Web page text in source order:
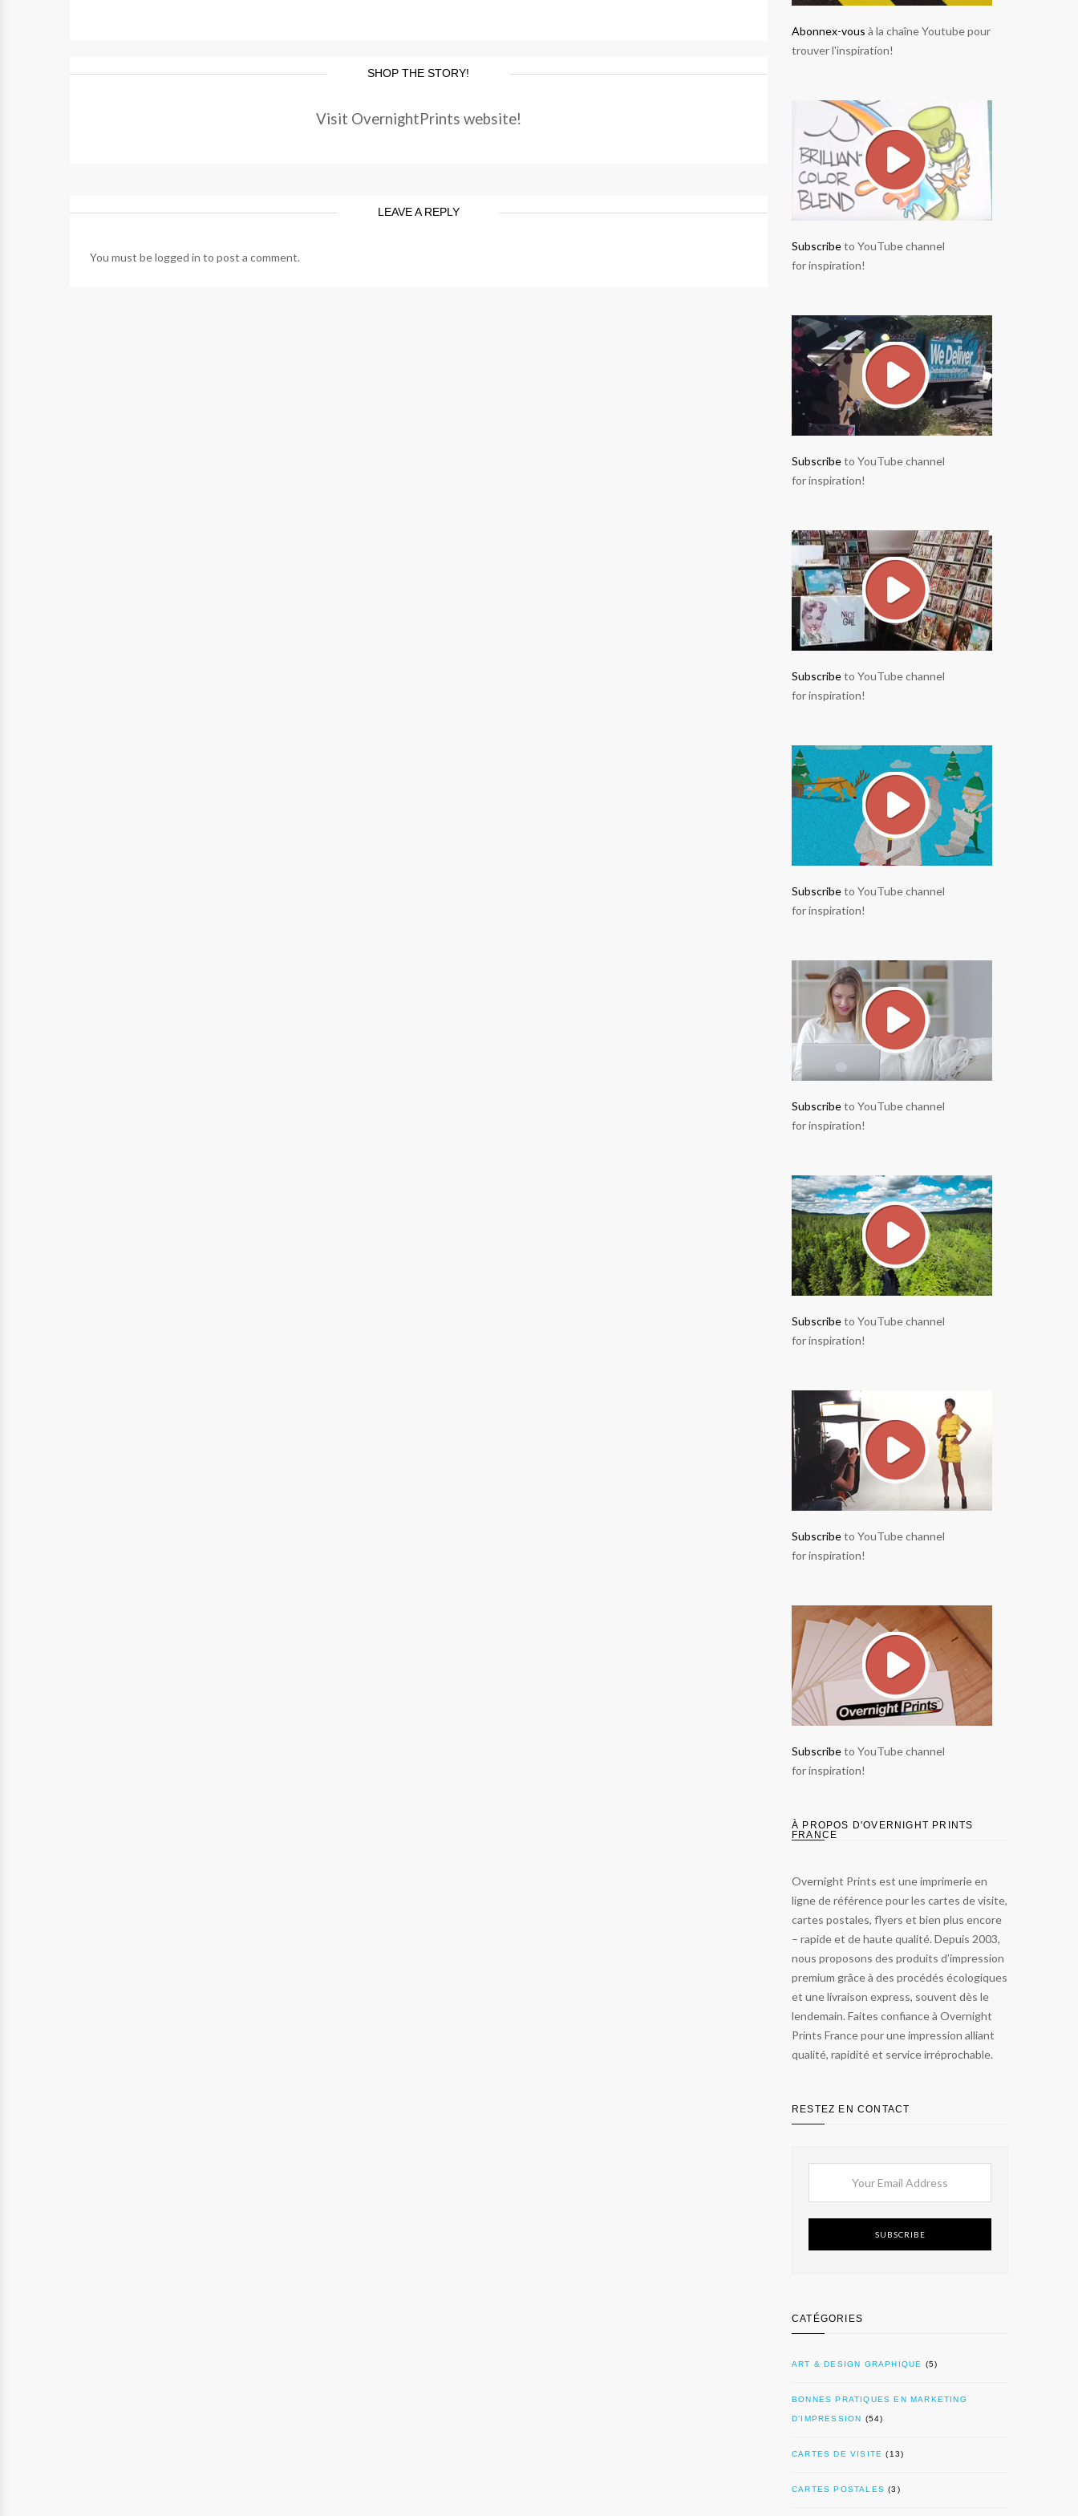
SHOP THE STORY!
Visit OvernightPrints website!
LEAVE A REPLY
You must belogged in to post a comment.
Abonnex-vous à la chaîne Youtube pour
trouver l'inspiration!
Subscribeto YouTube channel
for inspiration!
Subscribeto YouTube channel
for inspiration!
Subscribeto YouTube channel
for inspiration!
Subscribeto YouTube channel
for inspiration!
Subscribeto YouTube channel
for inspiration!
Subscribeto YouTube channel
for inspiration!
Subscribeto YouTube channel
for inspiration!
Subscribeto YouTube channel
for inspiration!
À PROPOS D'OVERNIGHT PRINTS
FRANCE
Overnight Prints est une imprimerie en
ligne de référence pour les cartes de visite,
cartes postales, flyers et bien plus encore
– rapide et de haute qualité. Depuis 2003,
nous proposons des produits d’impression
premium grâce à des procédés écologiques
et une livraison express, souvent dès le
lendemain. Faites confiance à Overnight
Prints France pour une impression alliant
qualité, rapidité et service irréprochable.
RESTEZ EN CONTACT
SUBSCRIBE
CATÉGORIES
ART & DESIGN GRAPHIQUE (5)
BONNES PRATIQUES EN MARKETING
D’IMPRESSION (54)
CARTES DE VISITE (13)
CARTES POSTALES (3)